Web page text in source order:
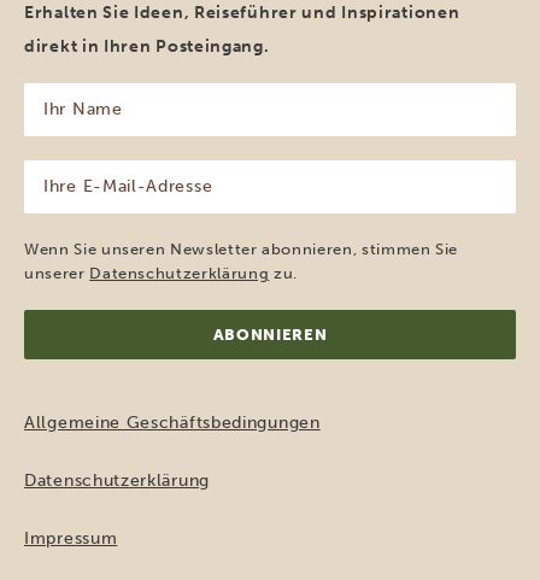
Erhalten Sie Ideen, Reiseführer und Inspirationen
direkt in Ihren Posteingang.
Name
(erforderlich)
Mail-
Adresse
(erforderlich)
Wenn Sie unseren Newsletter abonnieren, stimmen Sie
unserer Datenschutzerklärung zu.
Allgemeine Geschäftsbedingungen
Datenschutzerklärung
Impressum